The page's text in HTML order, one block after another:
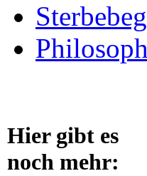
Hier gibt es
noch mehr: